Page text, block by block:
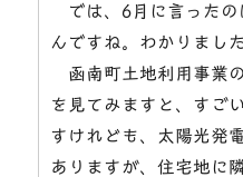
では、6月に言ったの
んですね。わかりました
函南町土地利用事業
を見てみますと、すご
すけれども、太陽光発
ありますが、住宅地に